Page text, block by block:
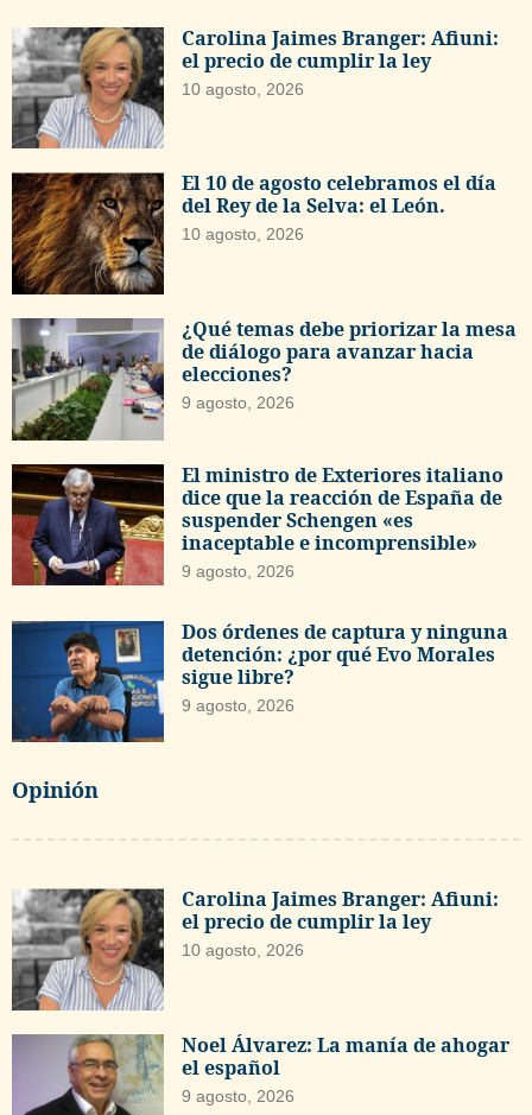
Carolina Jaimes Branger: Afiuni:
el precio de cumplir la ley
10 agosto, 2026
El 10 de agosto celebramos el día
del Rey de la Selva: el León.
10 agosto, 2026
¿Qué temas debe priorizar la mesa
de diálogo para avanzar hacia
elecciones?
9 agosto, 2026
El ministro de Exteriores italiano
dice que la reacción de España de
suspender Schengen «es
inaceptable e incomprensible»
9 agosto, 2026
Dos órdenes de captura y ninguna
detención: ¿por qué Evo Morales
sigue libre?
9 agosto, 2026
Opinión
Carolina Jaimes Branger: Afiuni:
el precio de cumplir la ley
10 agosto, 2026
Noel Álvarez: La manía de ahogar
el español
9 agosto, 2026